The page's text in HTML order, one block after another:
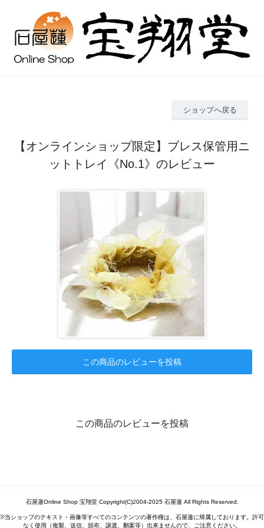
ショップへ戻る
【オンラインショップ限定】ブレス保管用ニ
ットトレイ《No.1》のレビュー
この商品のレビューを投稿
この商品のレビューを投稿
石屋蓮Online Shop 宝翔堂 Copyright(C)2004-2025 石屋蓮 All Rights Reserved.
※当ショップのテキスト・画像等すべてのコンテンツの著作権は、石屋蓮に帰属しております。許可
なく使用（複製、送信、頒布、譲渡、翻案等）出来ませんので、ご注意ください。